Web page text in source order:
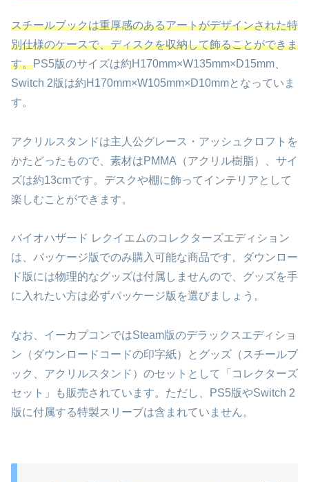
スチールブックは重厚感のあるアートがデザインされた特
別仕様のケースで、ディスクを収納して飾ることができま
す。PS5版のサイズは約H170mm×W135mm×D15mm、
Switch 2版は約H170mm×W105mm×D10mmとなっていま
す。
アクリルスタンドは主人公グレース・アッシュクロフトを
かたどったもので、素材はPMMA（アクリル樹脂）、サイ
ズは約13cmです。デスクや棚に飾ってインテリアとして
楽しむことができます。
バイオハザード レクイエムのコレクターズエディション
は、パッケージ版でのみ購入可能な商品です。ダウンロー
ド版には物理的なグッズは付属しませんので、グッズを手
に入れたい方は必ずパッケージ版を選びましょう。
なお、イーカプコンではSteam版のデラックスエディショ
ン（ダウンロードコードの印字紙）とグッズ（スチールブ
ック、アクリルスタンド）のセットとして「コレクターズ
セット」も販売されています。ただし、PS5版やSwitch 2
版に付属する特製スリーブは含まれていません。